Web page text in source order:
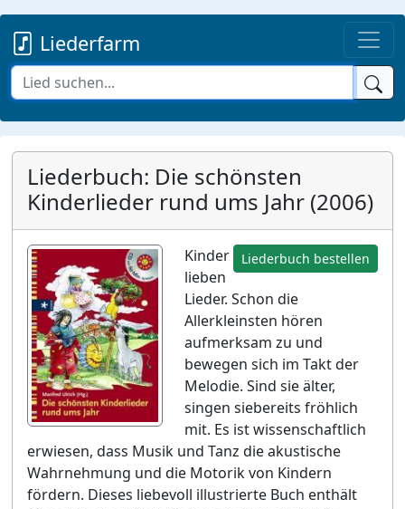
Liederfarm
Liederbuch: Die schönsten
Kinderlieder rund ums Jahr (2006)
Liederbuch bestellen
Kinder
lieben
Lieder. Schon die
Allerkleinsten hören
aufmerksam zu und
bewegen sich im Takt der
Melodie. Sind sie älter,
singen siebereits fröhlich
mit. Es ist wissenschaftlich
erwiesen, dass Musik und Tanz die akustische
Wahrnehmung und die Motorik von Kindern
fördern. Dieses liebevoll illustrierte Buch enthält